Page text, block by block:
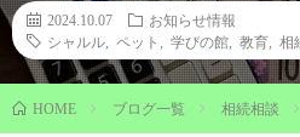
2024.10.07
お知らせ情報
シャルル
ペット 学びの館 教育 相
HOME ブログ一覧 相続相談